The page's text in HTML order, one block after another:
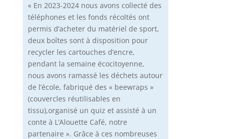
« En 2023-2024 nous avons collecté des
téléphones et les fonds récoltés ont
permis d’acheter du matériel de sport,
deux boîtes sont à disposition pour
recycler les cartouches d’encre,
pendant la semaine écocitoyenne,
nous avons ramassé les déchets autour
de l’école, fabriqué des « beewraps »
(couvercles réutilisables en
tissu),organisé un quiz et assisté à un
conte à L’Alouette Café, notre
partenaire ». Grâce à ces nombreuses